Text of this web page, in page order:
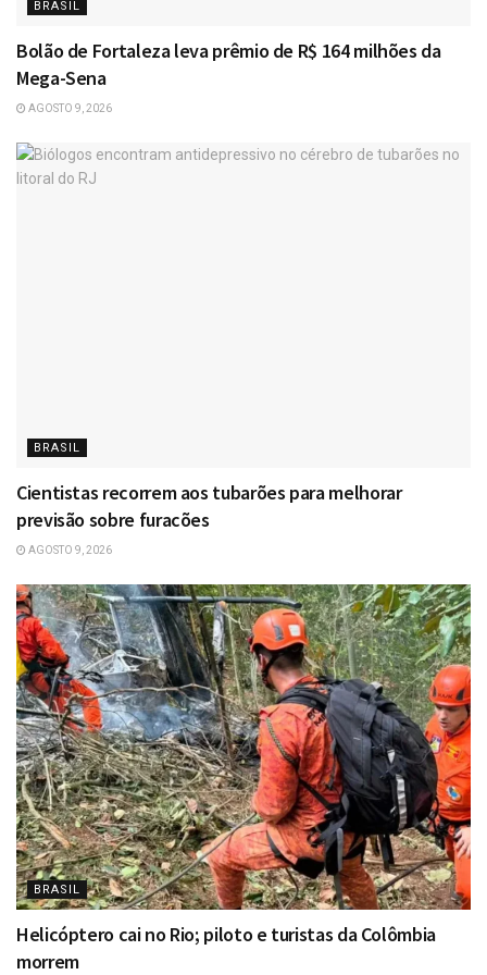
BRASIL
Bolão de Fortaleza leva prêmio de R$ 164 milhões da
Mega-Sena
AGOSTO 9, 2026
BRASIL
Cientistas recorrem aos tubarões para melhorar
previsão sobre furacões
AGOSTO 9, 2026
BRASIL
Helicóptero cai no Rio; piloto e turistas da Colômbia
morrem